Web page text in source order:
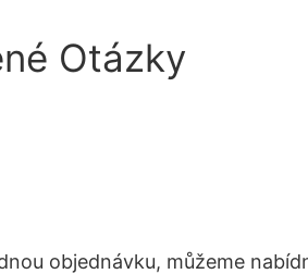
Otázky
objednávku, můžeme